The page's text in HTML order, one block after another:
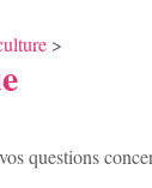
>
questions